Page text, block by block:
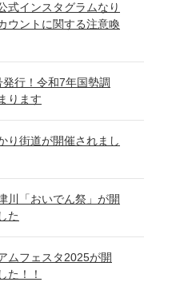
式インスタグラムなり
ウントに関する注意喚
発行！令和7年国勢調
ります
り街道が開催されまし
川「おいでん祭」が開
た
ムフェスタ2025が開
た！！